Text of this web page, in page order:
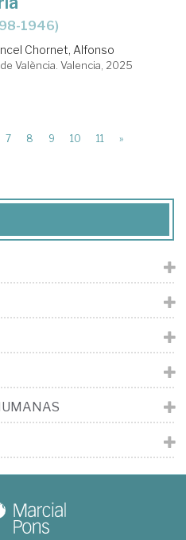
1946)
Chornet, Alfonso
València. Valencia, 2025
7 8 9 10 11 »